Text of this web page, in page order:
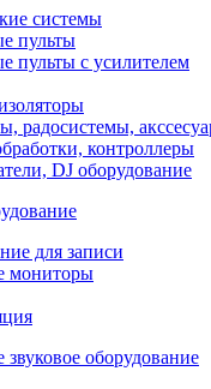
системы
пульты
пульты с усилителем
радосистемы,
контроллеры
DJ оборудование
для записи
мониторы
оборудование